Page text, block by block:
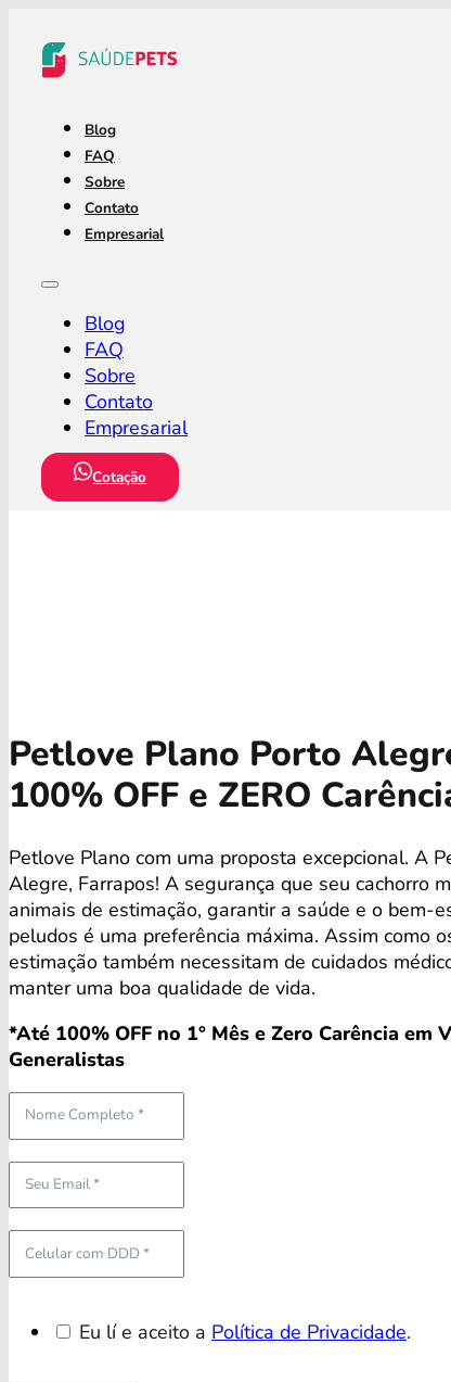
Blog
FAQ
Sobre
Contato
Empresarial
Blog
FAQ
Sobre
Contato
Empresarial
Cotação
Petlove Plano Porto
100% OFF e ZERO
Petlove Plano com uma proposta excepcional. A
Alegre, Farrapos! A segurança que seu cachorro
animais de estimação, garantir a saúde e o bem-
peludos é uma preferência máxima. Assim como
estimação também necessitam de cuidados
manter uma boa qualidade de vida.
*Até 100% OFF no 1° Mês e Zero Carência em
Generalistas
Eu lí e aceito a Política de Privacidade.